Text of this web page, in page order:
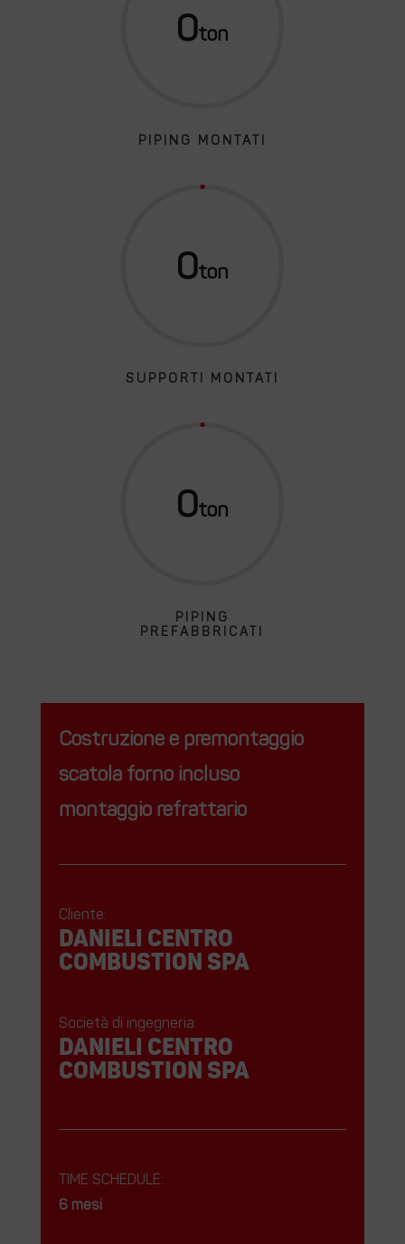
0
PIPING MONTATI
0
SUPPORTI MONTATI
0
PIPING
PREFABBRICATI
Costruzione e premontaggio
scatola forno incluso
montaggio refrattario
Cliente:
DANIELI CENTRO
COMBUSTION SPA
Società di ingegneria:
DANIELI CENTRO
COMBUSTION SPA
TIME SCHEDULE:
6 mesi